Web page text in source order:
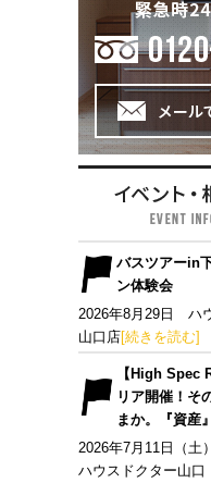
バスツアーin
ン体験会
2026年8月29日 ハ
山口店[続きを読む]
【High Spec
リア開催！そ
まか。『資産
2026年7月11日（土
ハウスドクター山